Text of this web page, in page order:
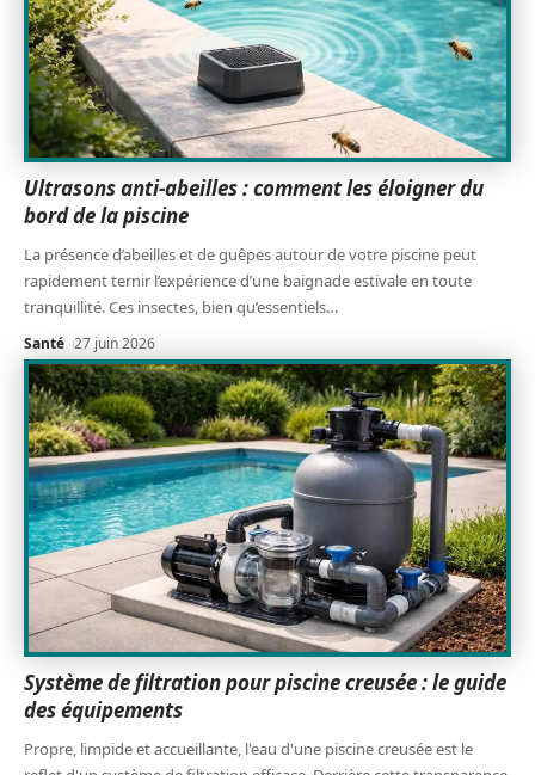
Ultrasons anti-abeilles : comment les éloigner du
bord de la piscine
La présence d’abeilles et de guêpes autour de votre piscine peut
rapidement ternir l’expérience d’une baignade estivale en toute
tranquillité. Ces insectes, bien qu’essentiels…
Santé 27 juin 2026
Système de filtration pour piscine creusée : le guide
des équipements
Propre, limpide et accueillante, l'eau d'une piscine creusée est le